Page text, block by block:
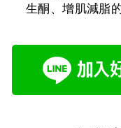
生酮、增肌減脂